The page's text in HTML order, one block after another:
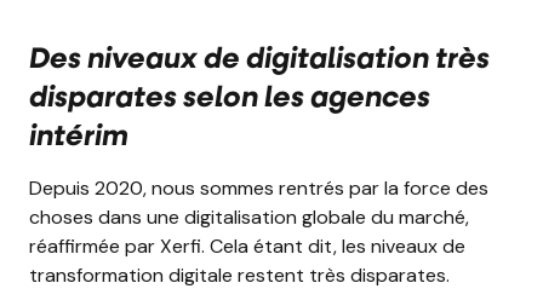
Des niveaux de digitalisation très
disparates selon les agences
intérim
Depuis 2020, nous sommes rentrés par la force des
choses dans une digitalisation globale du marché,
réaffirmée par Xerfi. Cela étant dit, les niveaux de
transformation digitale restent très disparates.